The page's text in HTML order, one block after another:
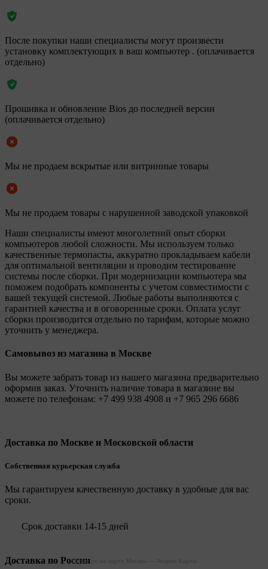
После покупки наши специалисты могут произвести
установку комплектующих в ваш компьютер . (оплачивается
отдельно)
Прошивка и обновление Bios до последней версии
(оплачивается отдельно)
Мы не продаем вскрытые или витринные товары
Мы не продаем товары с нарушенной заводской упаковкой
Наши специалисты имеют многолетний опыт сборки
компьютеров любой сложности. Мы используем только
качественные термопасты, аккуратно прокладываем кабели
для оптимальной вентиляции и проводим тестирование
системы после сборки. При модернизации компьютера мы
поможем подобрать компоненты с учетом совместимости с
вашей текущей системой. Любые работы выполняются с
гарантией качества и в оговоренные сроки. Оплата услуг
сборки производится отдельно по тарифам, которые можно
уточнить у менеджера.
Самовывоз из магазина в Москве
Вы можете забрать товар из нашего магазина предварительно
оформив заказ. Уточнить наличие товара в магазине вы
можете по телефонам: +7 499 938 4908 и +7 965 296 6686
Доставка по Москве и Московской области
Собственная курьерская служба
Мы гарантируем качественную доставку в удобные для вас
сроки.
Срок доставки 14-15 дней
Доставка по РоссииLegionpc на карте Москвы — Яндекс Карты